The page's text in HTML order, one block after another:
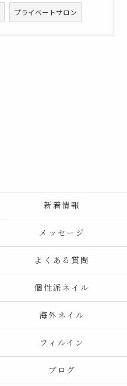
プライベートサロン
新着情報
メッセージ
よくある質問
個性派ネイル
海外ネイル
フィルイン
ブログ